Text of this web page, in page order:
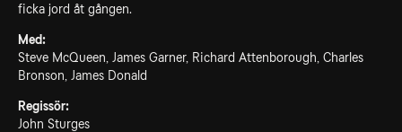
ficka jord åt gången.
Med:
Steve McQueen, James Garner, Richard Attenborough, Charles
Bronson, James Donald
Regissör:
John Sturges